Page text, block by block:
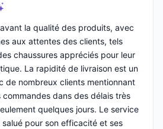
la qualité des produits, avec
aux attentes des clients, tels
chaussures appréciés pour leur
La rapidité de livraison est un
de nombreux clients mentionnant
dans des délais très
quelques jours. Le service
pour son efficacité et ses